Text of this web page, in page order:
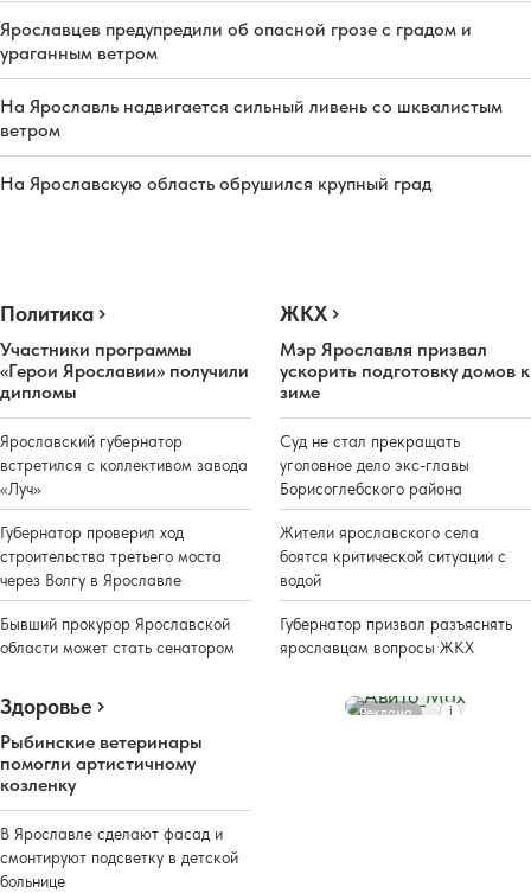
Ярославцев предупредили об опасной грозе с градом и
ураганным ветром
На Ярославль надвигается сильный ливень со шквалистым
ветром
На Ярославскую область обрушился крупный град
Политика
Участники программы
«Герои Ярославии» получили
дипломы
Ярославский губернатор
встретился с коллективом завода
«Луч»
Губернатор проверил ход
строительства третьего моста
через Волгу в Ярославле
Бывший прокурор Ярославской
области может стать сенатором
ЖКХ
Мэр Ярославля призвал
ускорить подготовку домов к
зиме
Суд не стал прекращать
уголовное дело экс-главы
Борисоглебского района
Жители ярославского села
боятся критической ситуации с
водой
Губернатор призвал разъяснять
ярославцам вопросы ЖКХ
Здоровье
Рыбинские ветеринары
помогли артистичному
козленку
В Ярославле сделают фасад и
смонтируют подсветку в детской
больнице
Реклама